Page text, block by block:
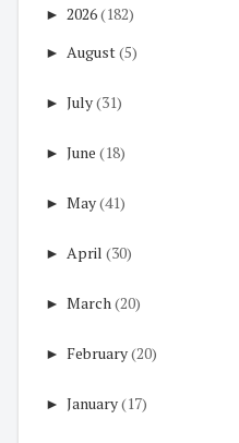
► 2026(182)
► August(5)
► July(31)
► June (18)
► May(41)
► April (30)
► March(20)
► February(20)
► January(17)